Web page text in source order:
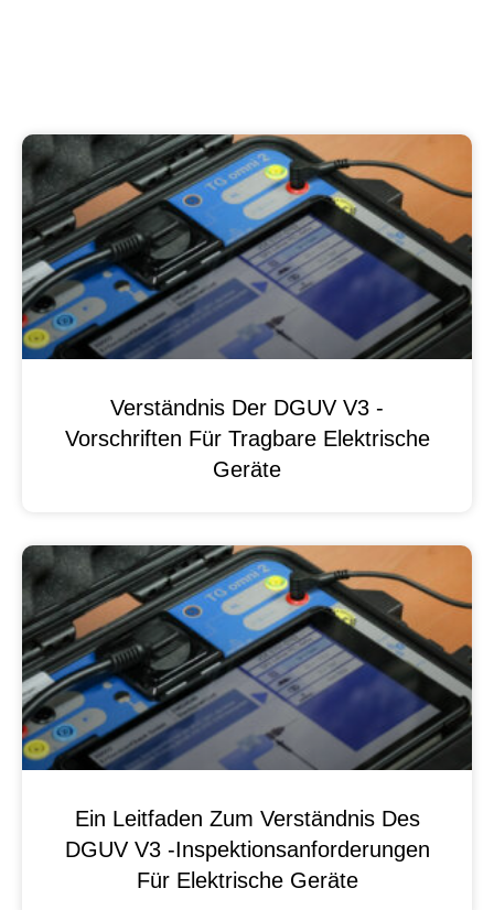
Verständnis Der DGUV V3 -
Vorschriften Für Tragbare Elektrische
Geräte
Ein Leitfaden Zum Verständnis Des
DGUV V3 -Inspektionsanforderungen
Für Elektrische Geräte